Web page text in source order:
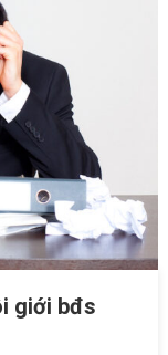
giới bđs